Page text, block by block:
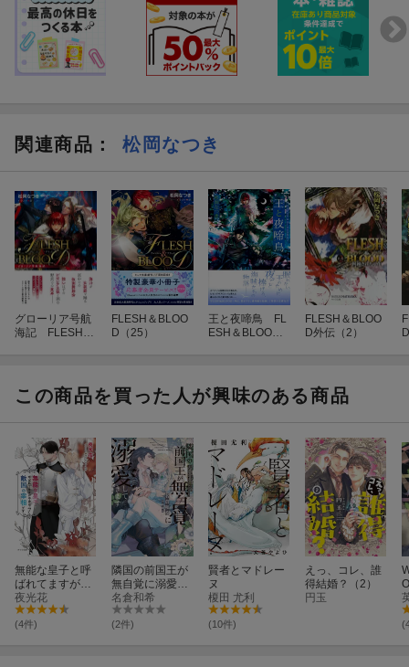
関連商品 ： 松岡なつき
グローリア号航
海記 FLESH＆
FLESH＆BLOO
D（25）
王と夜啼鳥 FL
ESH＆BLOOD
FLESH＆BLOO
D外伝（2）
この商品を買った人が興味のある商品
無能な皇子と呼
ばれてますが中
身は敵国の宰相
です （7）
夜光花
(4件)
隣国の前国王が
無自覚に溺愛し
てきます
名倉和希
(2件)
賢者とマドレー
ヌ
榎田 尤利
(10件)
えっ、コレ、誰
得結婚？（2）
円玉